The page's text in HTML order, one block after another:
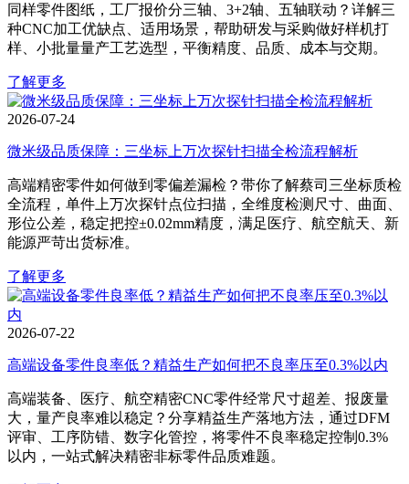
同样零件图纸，工厂报价分三轴、3+2轴、五轴联动？详解三
种CNC加工优缺点、适用场景，帮助研发与采购做好样机打
样、小批量量产工艺选型，平衡精度、品质、成本与交期。
了解更多
2026-07-24
微米级品质保障：三坐标上万次探针扫描全检流程解析
高端精密零件如何做到零偏差漏检？带你了解蔡司三坐标质检
全流程，单件上万次探针点位扫描，全维度检测尺寸、曲面、
形位公差，稳定把控±0.02mm精度，满足医疗、航空航天、新
能源严苛出货标准。
了解更多
2026-07-22
高端设备零件良率低？精益生产如何把不良率压至0.3%以内
高端装备、医疗、航空精密CNC零件经常尺寸超差、报废量
大，量产良率难以稳定？分享精益生产落地方法，通过DFM
评审、工序防错、数字化管控，将零件不良率稳定控制0.3%
以内，一站式解决精密非标零件品质难题。